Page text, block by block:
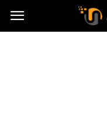
Activisio.pl